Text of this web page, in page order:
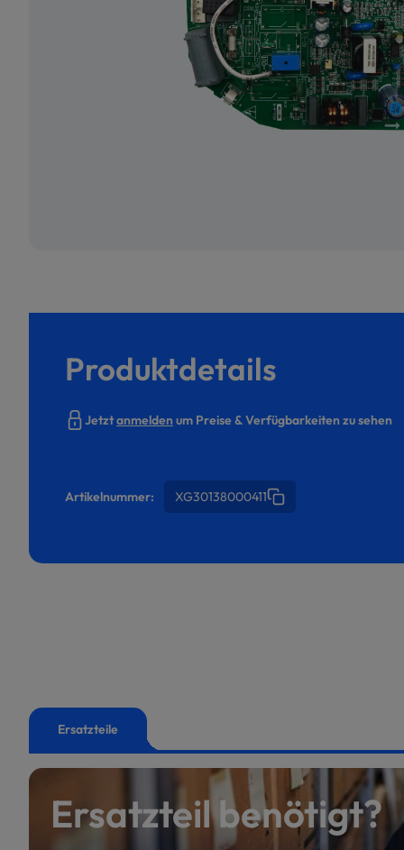
Produktdetails
Jetztanmeldenum Preise & Verfügbarkeiten zu sehen
Artikelnummer: XG30138000411
Ersatzteile
Ersatzteil benötigt?